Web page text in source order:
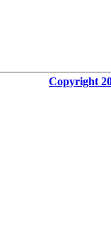
Copyright